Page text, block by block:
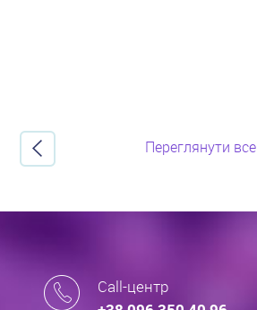
Переглянути все
Call-центр